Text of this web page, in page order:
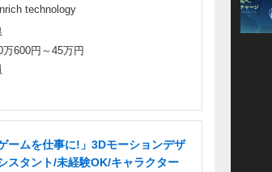
technology
万600円～45万円
ームを仕事に!」3Dモーションデザ
スタント/未経験OK/キャラクター